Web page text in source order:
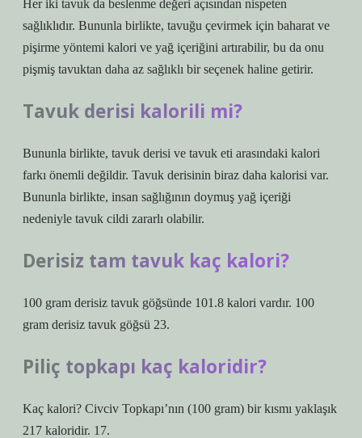
Her iki tavuk da beslenme değeri açısından nispeten
sağlıklıdır. Bununla birlikte, tavuğu çevirmek için baharat ve
pişirme yöntemi kalori ve yağ içeriğini artırabilir, bu da onu
pişmiş tavuktan daha az sağlıklı bir seçenek haline getirir.
Tavuk derisi kalorili mi?
Bununla birlikte, tavuk derisi ve tavuk eti arasındaki kalori
farkı önemli değildir. Tavuk derisinin biraz daha kalorisi var.
Bununla birlikte, insan sağlığının doymuş yağ içeriği
nedeniyle tavuk cildi zararlı olabilir.
Derisiz tam tavuk kaç kalori?
100 gram derisiz tavuk göğsünde 101.8 kalori vardır. 100
gram derisiz tavuk göğsü 23.
Piliç topkapı kaç kaloridir?
Kaç kalori? Civciv Topkapı’nın (100 gram) bir kısmı yaklaşık
217 kaloridir. 17.